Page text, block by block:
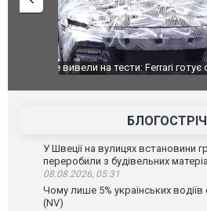
Вийшов трейлер нової
У Швеції на вулицях встановини
переробили з будівельних
08.08.2026, 05:31
Чому лише 5% українських
(NV)